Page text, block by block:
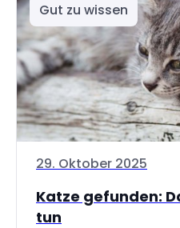
Gut zu wissen
29. Oktober 2025
Katze gefunden:
tun